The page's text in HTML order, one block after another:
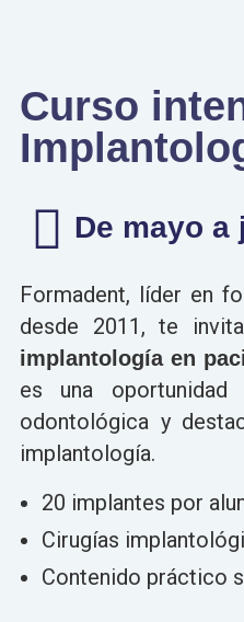
Curso
De mayo a
Formadent, líder en
desde 2011, te
implantología en
es una
odontológica y
implantología.
20 implantes por
Cirugías
Contenido práctico